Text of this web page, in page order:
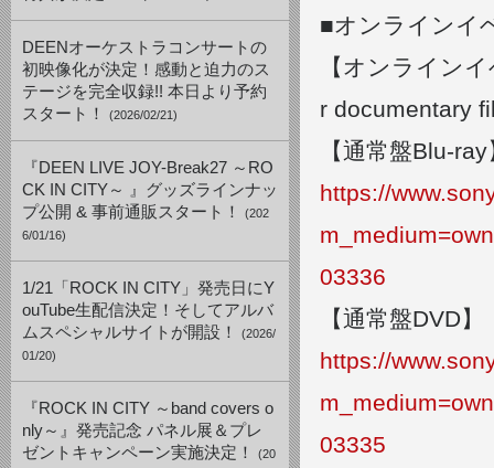
DEENオーケストラコンサートの
初映像化が決定！感動と迫力のス
テージを完全収録!! 本日より予約
スタート！
(2026/02/21)
『DEEN LIVE JOY-Break27 ～RO
CK IN CITY～ 』グッズラインナッ
プ公開 & 事前通販スタート！
(202
6/01/16)
1/21「ROCK IN CITY」発売日にY
ouTube生配信決定！そしてアルバ
ムスペシャルサイトが開設！
(2026/
01/20)
『ROCK IN CITY ～band covers o
nly～』発売記念 パネル展＆プレ
ゼントキャンペーン実施決定！
(20
■オンラインイ
【オンライン
r documentary
【通常盤Blu-ray
https://
03336
【通常盤DVD】
https://
03335